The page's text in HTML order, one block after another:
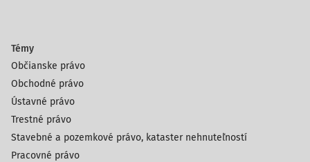
Témy
Občianske právo
Obchodné právo
Ústavné právo
Trestné právo
Stavebné a pozemkové právo, kataster nehnuteľností
Pracovné právo